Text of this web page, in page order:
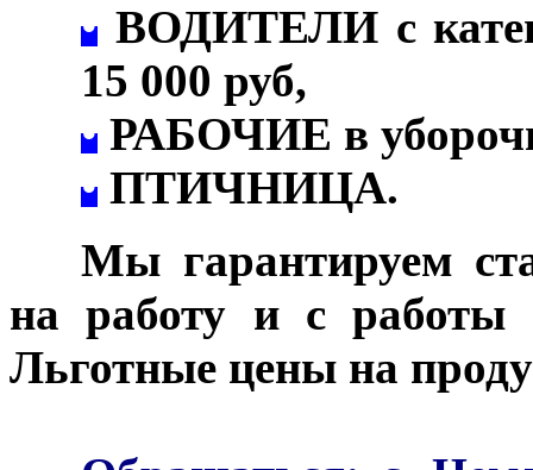
• ВОДИТЕЛИ с
15 000 руб,
• РАБОЧИЕ в
• ПТИЧНИЦА.
Мы гарантируем
на работу и с работы
Льготные цены на